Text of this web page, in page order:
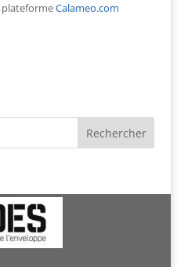
Calameo.com